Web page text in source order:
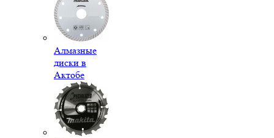
Алмазные
диски в
Актобе